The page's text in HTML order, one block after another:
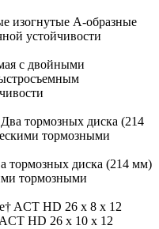
изогнутые А-образные
устойчивости
с двойными
тормозных диска (214
тормозными
тормозных диска (214 мм)
тормозными
ACT HD 26 x 8 x 12
HD 26 x 10 x 12